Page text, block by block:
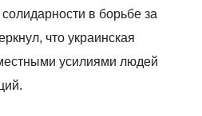
в борьбе за
что украинская
усилиями людей